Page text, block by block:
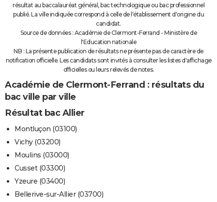
résultat au baccalauréat général, bac technologique ou bac professionnel
publié. La ville indiquée correspond à celle de l'établissement d'origine du
candidat.
Source de données : Académie de Clermont-Ferrand - Ministère de
l'Education nationale
NB : La présente publication de résultats ne présente pas de caractère de
notification officielle. Les candidats sont invités à consulter les listes d'affichage
officielles ou leurs relevés de notes.
Académie de Clermont-Ferrand : résultats du
bac ville par ville
Résultat bac Allier
Montluçon (03100)
Vichy (03200)
Moulins (03000)
Cusset (03300)
Yzeure (03400)
Bellerive-sur-Allier (03700)